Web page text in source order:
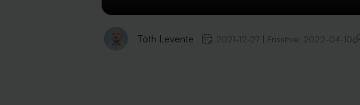
Tóth Levente 2021-12-27 Frissítve: 2022-04-10